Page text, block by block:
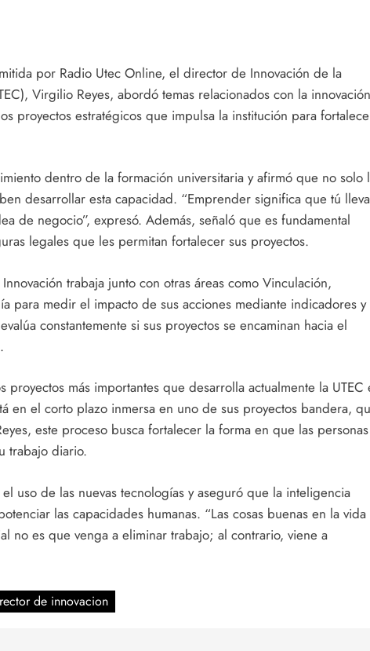
por Radio Utec Online, el director de Innovación de la
Virgilio Reyes, abordó temas relacionados con la
proyectos estratégicos que impulsa la institución para
dentro de la formación universitaria y afirmó que no solo
desarrollar esta capacidad. “Emprender significa que tú
de negocio”, expresó. Además, señaló que es fundamental
legales que les permitan fortalecer sus proyectos.
trabaja junto con otras áreas como Vinculación,
para medir el impacto de sus acciones mediante indicadores y
constantemente si sus proyectos se encaminan hacia el
más importantes que desarrolla actualmente la UTEC
en el corto plazo inmersa en uno de sus proyectos bandera,
este proceso busca fortalecer la forma en que las personas
trabajo diario.
uso de las nuevas tecnologías y aseguró que la inteligencia
las capacidades humanas. “Las cosas buenas en la vida
no es que venga a eliminar trabajo; al contrario, viene a
de innovacion